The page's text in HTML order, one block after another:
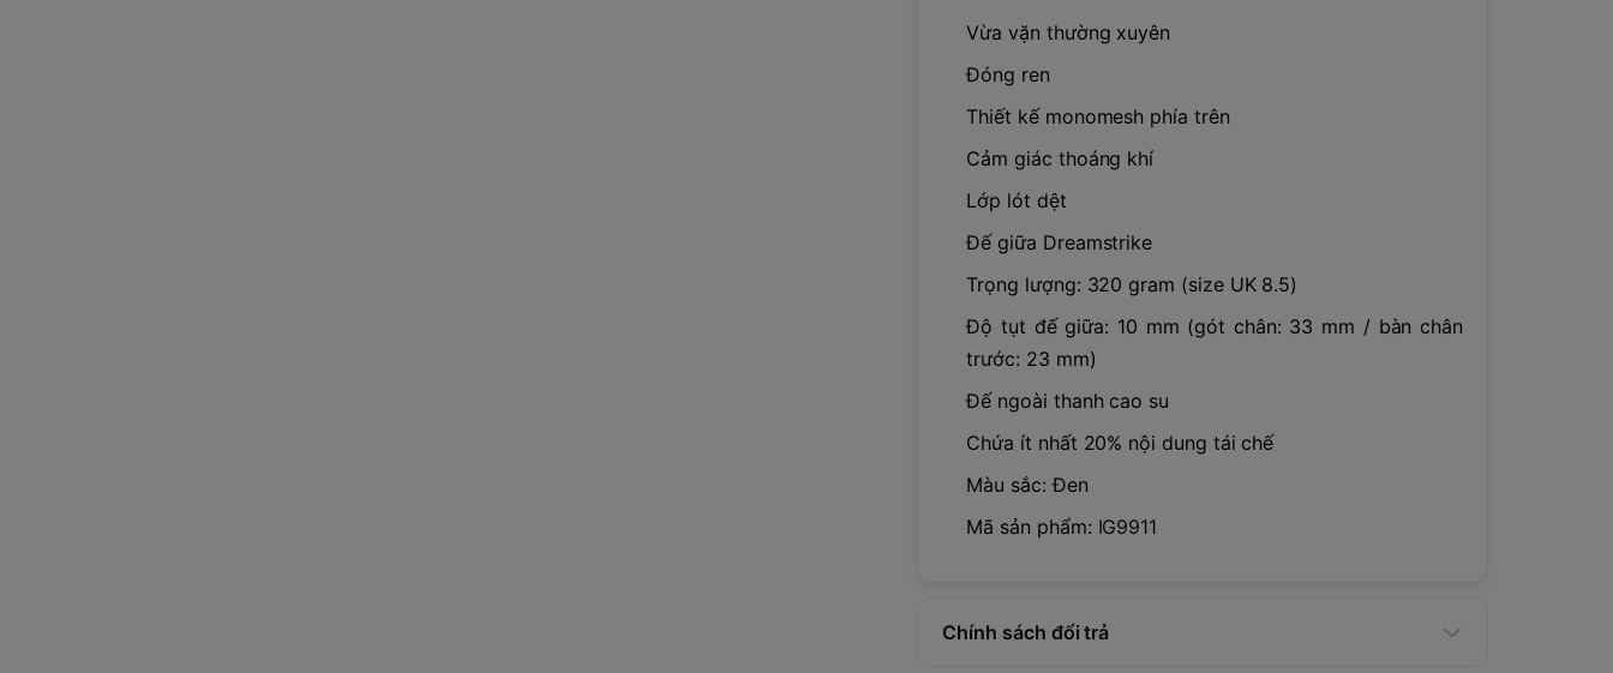
Vừa vặn thường xuyên
Đóng ren
Thiết kế monomesh phía trên
Cảm giác thoáng khí
Lớp lót dệt
Đế giữa Dreamstrike
Trọng lượng: 320 gram (size UK 8.5)
Độ tụt đế giữa: 10 mm (gót chân: 33 mm / bàn chân
trước: 23 mm)
Đế ngoài thanh cao su
Chứa ít nhất 20% nội dung tái chế
Màu sắc: Đen
Mã sản phẩm: IG9911
Chính sách đổi trả